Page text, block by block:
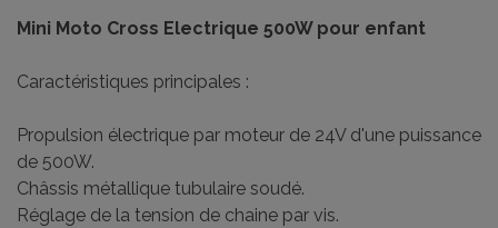
Mini Moto Cross Electrique 500W pour enfant
Caractéristiques principales :
Propulsion électrique par moteur de 24V d'une puissance
de 500W.
Châssis métallique tubulaire soudé.
Réglage de la tension de chaine par vis.